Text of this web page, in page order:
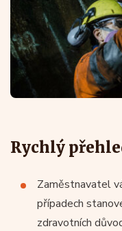
Rychlý
Zaměstnavatel
případech
zdravotních